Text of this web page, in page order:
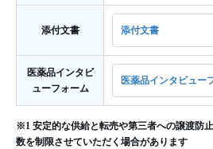
添付文書 添付文書
医薬品インタビ
ューフォーム
医薬品インタビュー
※1 安定的な供給と転売や第三者への譲渡防
数を制限させていただく場合があります